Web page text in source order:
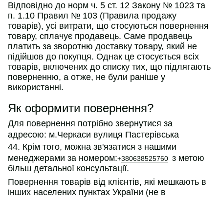
Відповідно до норм ч. 5 ст. 12 Закону № 1023 та
п. 1.10 Правил № 103 (Правила продажу
товарів), усі витрати, що стосуються повернення
товару, сплачує продавець. Саме продавець
платить за зворотню доставку товару, який не
підійшов до покупця. Однак це стосується всіх
товарів, включених до списку тих, що підлягають
поверненню, а отже, не були раніше у
використанні.
Як оформити повернення?
Для повернення потрібно звернутися за
адресою: м.Черкаси вулиця Пастерівська
44. Крім того, можна зв'язатися з нашими
менеджерами за номером:+380638525760 з метою
більш детальної консультації.
Повернення товарів від клієнтів, які мешкають в
інших населених пунктах України (не в